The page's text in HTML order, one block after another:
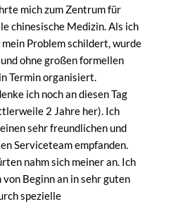
mich zum Zentrum für
chinesische Medizin. Als ich
mein Problem schildert, wurde
ohne großen formellen
Termin organisiert.
ich noch an diesen Tag
2 Jahre her). Ich
sehr freundlichen und
Serviceteam empfanden.
nahm sich meiner an. Ich
Beginn an in sehr guten
spezielle